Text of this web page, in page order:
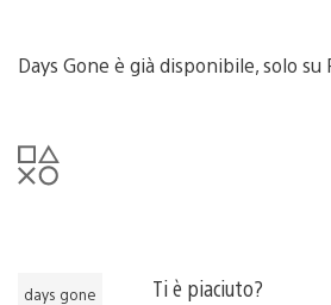
Days Gone è già disponibile, solo su
days gone
Ti è piaciuto?